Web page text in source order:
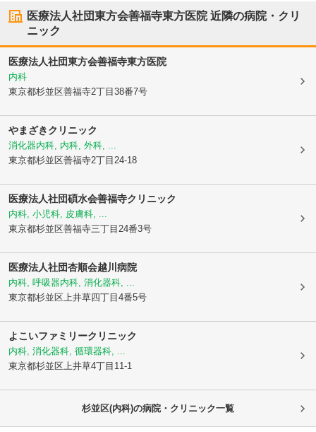
医療法人社団東方会善福寺東方医院近隣の病院・クリ
ニック
医療法人社団東方会善福寺東方医院
内科
東京都杉並区善福寺2丁目38番7号
やまざきクリニック
消化器内科, 内科, 外科, ...
東京都杉並区善福寺2丁目24-18
医療法人社団碩水会善福寺クリニック
内科, 小児科, 皮膚科, ...
東京都杉並区善福寺三丁目24番3号
医療法人社団杏順会越川病院
内科, 呼吸器内科, 消化器科, ...
東京都杉並区 上井草四丁目4番5号
よこいファミリークリニック
内科, 消化器科, 循環器科, ...
東京都杉並区 上井草4丁目11-1
杉並区(内科)の病院・クリニック一覧